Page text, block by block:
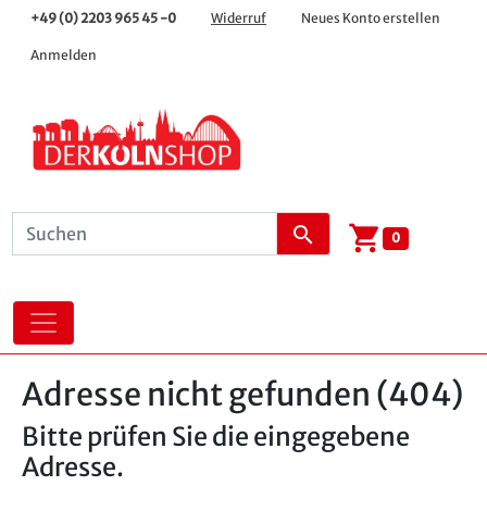
+49 (0) 2203 965 45 -0 Widerruf Neues Konto erstellen
Anmelden
search shopping_cart 0
Adresse nicht gefunden (404)
Bitte prüfen Sie die eingegebene
Adresse.